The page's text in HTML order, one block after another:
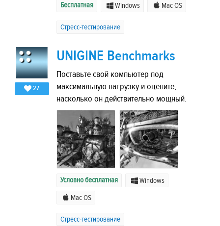
Бесплатная Windows Mac OS
Стресс-тестирование
27
UNIGINE Benchmarks
Поставьте свой компьютер под
максимальную нагрузку и оцените,
насколько он действительно мощный.
Условно бесплатная Windows
Mac OS
Стресс-тестирование